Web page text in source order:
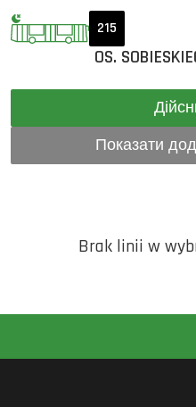
215
OS.
Показати
Brak linii w